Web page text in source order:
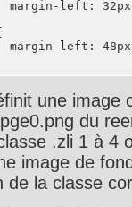
une image
du
.zli 1 à 4
image de
de la classe